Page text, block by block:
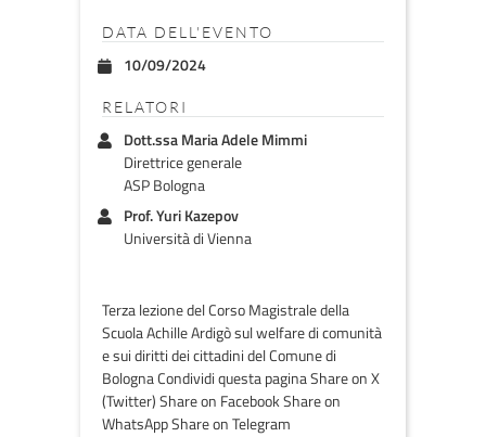
DATA DELL'EVENTO
10/09/2024
RELATORI
Dott.ssa Maria Adele Mimmi
Direttrice generale
ASP Bologna
Prof. Yuri Kazepov
Università di Vienna
Terza lezione del Corso Magistrale della
Scuola Achille Ardigò sul welfare di comunità
e sui diritti dei cittadini del Comune di
Bologna Condividi questa pagina Share on X
(Twitter) Share on Facebook Share on
WhatsApp Share on Telegram